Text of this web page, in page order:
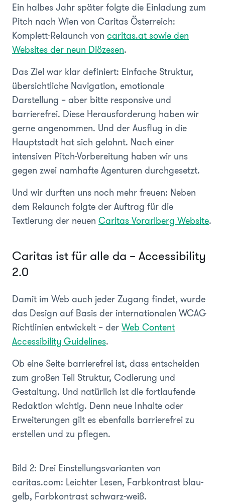
Ein halbes Jahr später folgte die Einladung zum
Pitch nach Wien von Caritas Österreich:
Komplett-Relaunch von caritas.at sowie den
Websites der neun Diözesen.
Das Ziel war klar definiert: Einfache Struktur,
übersichtliche Navigation, emotionale
Darstellung – aber bitte responsive und
barrierefrei. Diese Herausforderung haben wir
gerne angenommen. Und der Ausflug in die
Hauptstadt hat sich gelohnt. Nach einer
intensiven Pitch-Vorbereitung haben wir uns
gegen zwei namhafte Agenturen durchgesetzt.
Und wir durften uns noch mehr freuen: Neben
dem Relaunch folgte der Auftrag für die
Textierung der neuen Caritas Vorarlberg Website.
Caritas ist für alle da – Accessibility
2.0
Damit im Web auch jeder Zugang findet, wurde
das Design auf Basis der internationalen WCAG
Richtlinien entwickelt – derWeb Content
Accessibility Guidelines.
Ob eine Seite barrierefrei ist, dass entscheiden
zum großen Teil Struktur, Codierung und
Gestaltung. Und natürlich ist die fortlaufende
Redaktion wichtig. Denn neue Inhalte oder
Erweiterungen gilt es ebenfalls barrierefrei zu
erstellen und zu pflegen.
Bild 2: Drei Einstellungsvarianten von
caritas.com: Leichter Lesen, Farbkontrast blau-
gelb, Farbkontrast schwarz-weiß.